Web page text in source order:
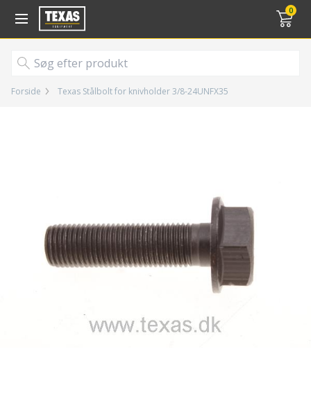
0
Gå til kurv (
Forside Texas Stålbolt for knivholder 3/8-24UNFX35